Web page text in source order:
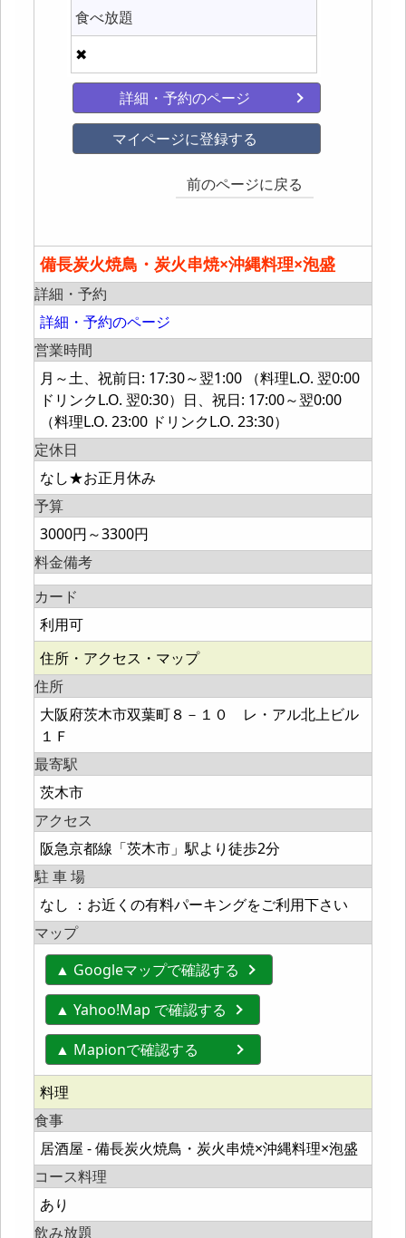
食べ放題
✖
詳細・予約のページ
マイページに登録する
前のページに戻る
備長炭火焼鳥・炭火串焼×沖縄料理×泡盛
詳細・予約
詳細・予約のページ
営業時間
月～土、祝前日: 17:30～翌1:00 （料理L.O. 翌0:00
ドリンクL.O. 翌0:30）日、祝日: 17:00～翌0:00
（料理L.O. 23:00 ドリンクL.O. 23:30）
定休日
なし★お正月休み
予算
3000円～3300円
料金備考
カード
利用可
住所・アクセス・マップ
住所
大阪府茨木市双葉町８－１０ レ・アル北上ビル
１Ｆ
最寄駅
茨木市
アクセス
阪急京都線「茨木市」駅より徒歩2分
駐 車 場
なし ：お近くの有料パーキングをご利用下さい
マップ
▲ Googleマップで確認する
▲ Yahoo!Map で確認する
▲ Mapionで確認する
料理
食事
居酒屋 - 備長炭火焼鳥・炭火串焼×沖縄料理×泡盛
コース料理
あり
飲み放題